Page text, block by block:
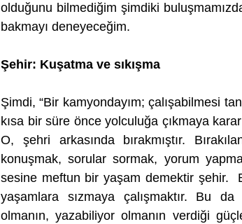
olduğunu bilmediğim şimdiki
bakmayı deneyeceğim.
Şehir: Kuşatma ve sıkışma
Şimdi, “Bir kamyondayım; çalışabilmesi
kısa bir süre önce yolculuğa çıkmaya
O, şehri arkasında bırakmıştır.
konuşmak, sorular sormak, yorum
sesine meftun bir yaşam demektir şehir.
yaşamlara sızmaya çalışmaktır. Bu
olmanın, yazabiliyor olmanın verdiği